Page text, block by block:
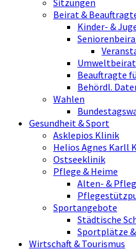
Beirat &
Kinder- &
Umweltbeirat
Beauftragte
Behördl.
Wahlen
Gesundheit & Sport
Asklepios Klinik
Helios Agnes Karll
Ostseeklinik
Pflege & Heime
Alten- &
Sportangebote
Städtische
Sportplätze
Wirtschaft & Tourismus